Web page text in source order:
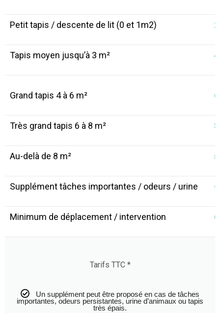
Petit tapis / descente de lit (0 et 1m2)
Tapis moyen jusqu’à 3 m²
Grand tapis 4 à 6 m²
Très grand tapis 6 à 8 m²
Au-delà de 8 m²
Supplément tâches importantes / odeurs / urine
Minimum de déplacement / intervention
Tarifs TTC *
Un supplément peut être proposé en cas de tâches
importantes, odeurs persistantes, urine d’animaux ou tapis
très épais.